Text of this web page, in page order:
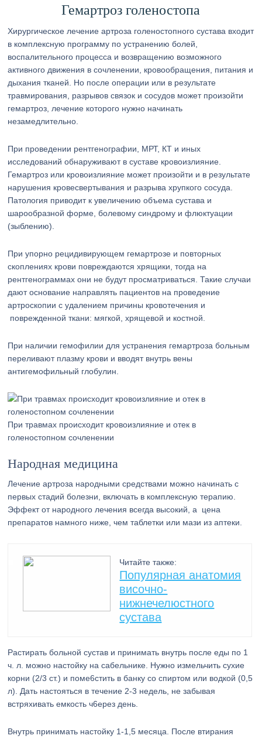
Гемартроз голеностопа
Хирургическое лечение артроза голеностопного сустава входит
в комплексную программу по устранению болей,
воспалительного процесса и возвращению возможного
активного движения в сочленении, кровообращения, питания и
дыхания тканей. Но после операции или в результате
травмирования, разрывов связок и сосудов может произойти
гемартроз, лечение которого нужно начинать
незамедлительно.
При проведении рентгенографии, МРТ, КТ и иных
исследований обнаруживают в суставе кровоизлияние.
Гемартроз или кровоизлияние может произойти и в результате
нарушения кровесвертывания и разрыва хрупкого сосуда.
Патология приводит к увеличению объема сустава и
шарообразной форме, болевому синдрому и флюктуации
(зыблению).
При упорно рецидивирующем гемартрозе и повторных
скоплениях крови повреждаются хрящики, тогда на
рентгенограммах они не будут просматриваться. Такие случаи
дают основание направлять пациентов на проведение
артроскопии с удалением причины кровотечения и
поврежденной ткани: мягкой, хрящевой и костной.
При наличии гемофилии для устранения гемартроза больным
переливают плазму крови и вводят внутрь вены
антигемофильный глобулин.
При травмах происходит кровоизлияние и отек в
голеностопном сочленении
Народная медицина
Лечение артроза народными средствами можно начинать с
первых стадий болезни, включать в комплексную терапию.
Эффект от народного лечения всегда высокий, а цена
препаратов намного ниже, чем таблетки или мази из аптеки.
Читайте также:
Популярная анатомия
височно-
нижнечелюстного
сустава
Растирать больной сустав и принимать внутрь после еды по 1
ч. л. можно настойку на сабельнике. Нужно измельчить сухие
корни (2/3 ст.) и поме6стить в банку со спиртом или водкой (0,5
л). Дать настояться в течение 2-3 недель, не забывая
встряхивать емкость ч6ерез день.
Внутрь принимать настойку 1-1,5 месяца. После втирания